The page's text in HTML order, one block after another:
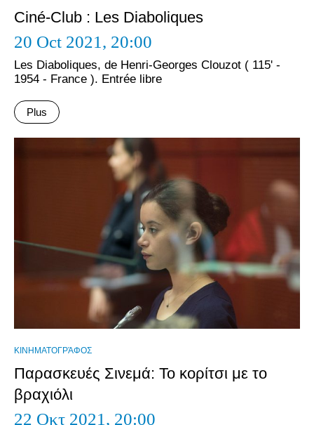
Ciné-Club : Les Diaboliques
20 Oct 2021, 20:00
Les Diaboliques, de Henri-Georges Clouzot ( 115' -
1954 - France ). Entrée libre
Plus
ΚΙΝΗΜΑΤΟΓΡΆΦΟΣ
Παρασκευές Σινεμά: Το κορίτσι με το
βραχιόλι
22 Οκτ 2021, 20:00